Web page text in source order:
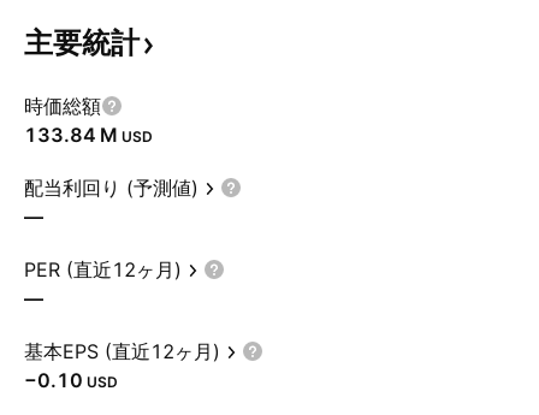
主要統計
時価総額
‪133.84 M‬ USD
配当利回り (予測値)
—
PER (直近12ヶ月)
—
基本EPS (直近12ヶ月)
−0.10 USD